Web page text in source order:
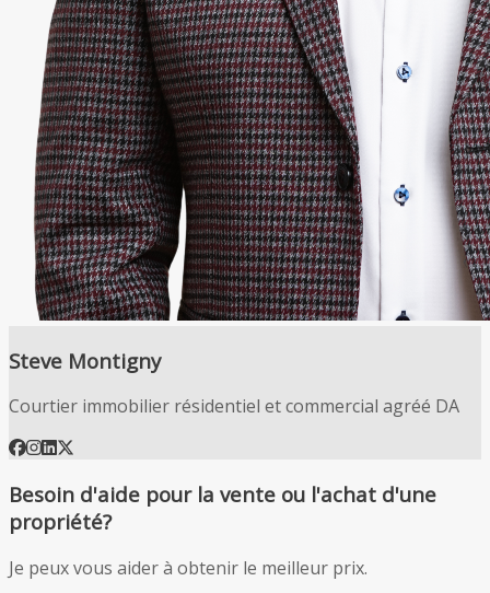
Steve Montigny
Courtier immobilier résidentiel et commercial agréé DA
Besoin d'aide pour la vente ou l'achat d'une
propriété?
Je peux vous aider à obtenir le meilleur prix.